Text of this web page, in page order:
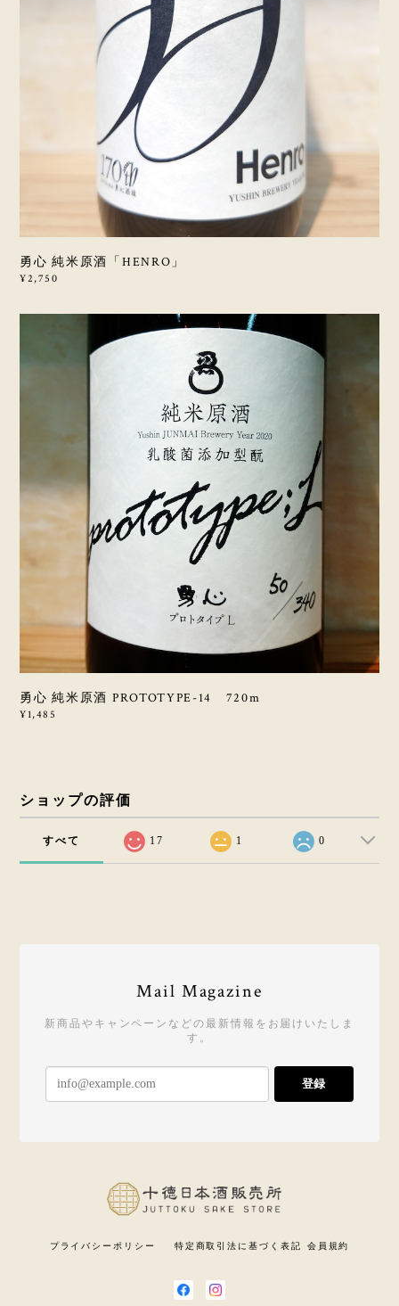
勇心 純米原酒「HENRO」
¥2,750
勇心 純米原酒 PROTOTYPE-14 720m
¥1,485
ショップの評価
すべて 17 1 0
Mail Magazine
新商品やキャンペーンなどの最新情報をお届けいたしま
す。
登録
プライバシーポリシー 特定商取引法に基づく表記 会員規約